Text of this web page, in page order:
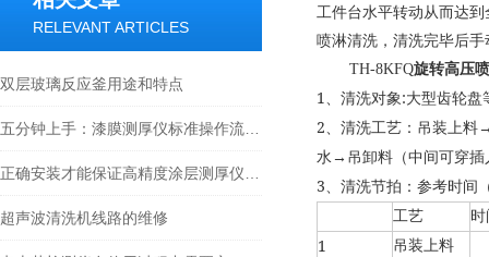
RELEVANT ARTICLES
双层玻璃反应釜用途和特点
超声波清洗机线路的维修
工件台水平转动从而达
喷淋清洗，清洗完毕后
TH-8KFQ旋转高压
1、清洗对象:大型齿轮盘
2、清洗工艺：吊装上料
水→ 吊卸料（中间可穿
3、清洗节拍：参考时间
工艺
时
1 吊装上料